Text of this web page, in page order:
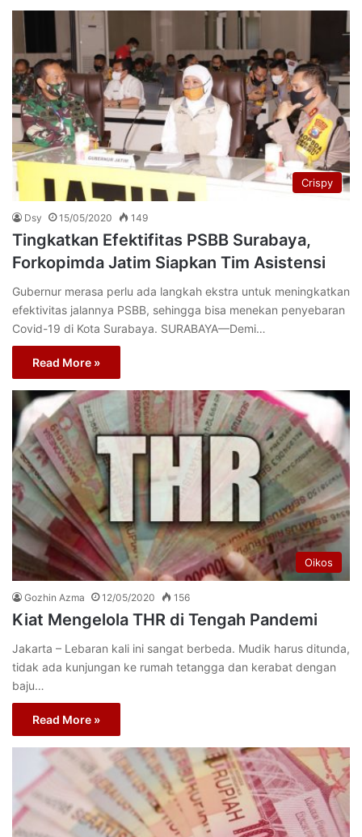
Crispy
Dsy 15/05/2020 149
Tingkatkan Efektifitas PSBB Surabaya,
Forkopimda Jatim Siapkan Tim Asistensi
Gubernur merasa perlu ada langkah ekstra untuk meningkatkan
efektivitas jalannya PSBB, sehingga bisa menekan penyebaran
Covid-19 di Kota Surabaya. SURABAYA—Demi…
Read More »
Oikos
Gozhin Azma 12/05/2020 156
Kiat Mengelola THR di Tengah Pandemi
Jakarta – Lebaran kali ini sangat berbeda. Mudik harus ditunda,
tidak ada kunjungan ke rumah tetangga dan kerabat dengan
baju…
Read More »